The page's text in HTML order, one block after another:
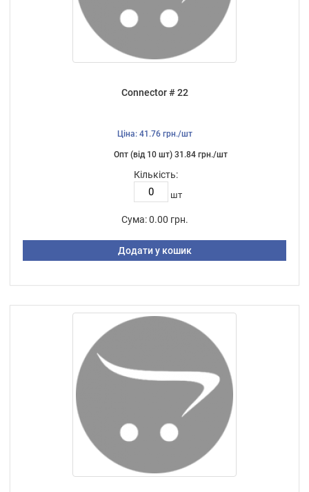
Connector # 22
Ціна: 41.76 грн./шт
Опт (від 10 шт) 31.84 грн./шт
Кількість:
шт
Сума: 0.00 грн.
Додати у кошик